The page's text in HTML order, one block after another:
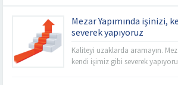
Mezar Yapımında işinizi,
severek yapıyoruz
Kaliteyi uzaklarda aramayın.
kendi işimiz gibi severek